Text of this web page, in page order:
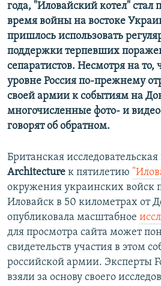
года, "Иловайский котел" стал
время войны на востоке
пришлось использовать
поддержки терпевших
сепаратистов. Несмотря на
уровне Россия по-прежнему
своей армии к событиям на
многочисленные фото- и
говорят об обратном.
Британская исследовательская
Architecture к пятилетию
окружения украинских войск
Иловайск в 50 километрах от
опубликовала масштабное
для просмотра сайта может
свидетельств участия в этом
российской армии. Эксперты
взяли за основу своего